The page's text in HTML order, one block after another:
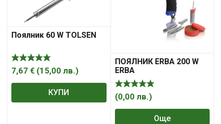
Поялник 60 W TOLSEN
7,67 € (15,00 лв.)
КУПИ
ПОЯЛНИК ERBA 200 W
ERBA
(0,00 лв.)
Още